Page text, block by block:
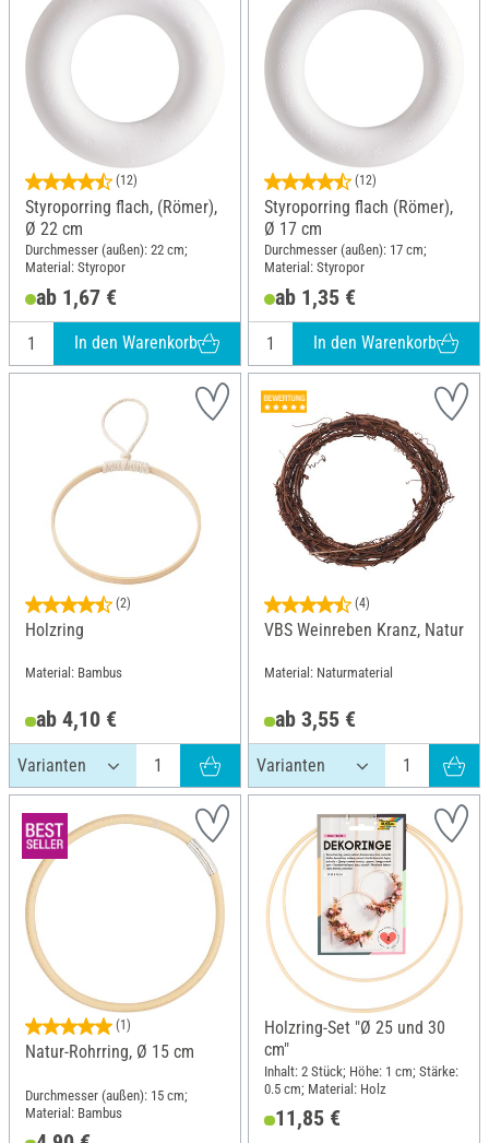
(12)
Styroporring flach, (Römer),
Ø 22 cm
Durchmesser (außen): 22 cm;
Material: Styropor
ab 1,67 €
In den Warenkorb
(12)
Styroporring flach (Römer),
Ø 17 cm
Durchmesser (außen): 17 cm;
Material: Styropor
ab 1,35 €
In den Warenkorb
(2)
Holzring
Material: Bambus
ab 4,10 €
(4)
VBS Weinreben Kranz, Natur
Material: Naturmaterial
ab 3,55 €
(1)
Natur-Rohrring, Ø 15 cm
Durchmesser (außen): 15 cm;
Material: Bambus
Holzring-Set "Ø 25 und 30
cm"
Inhalt: 2 Stück; Höhe: 1 cm; Stärke:
0.5 cm; Material: Holz
11,85 €